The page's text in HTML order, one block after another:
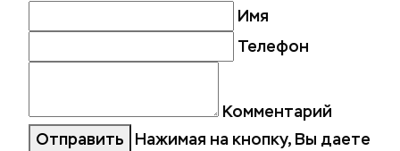
Имя
Телефон
Комментарий
Отправить
Нажимая на кнопку, Вы даете